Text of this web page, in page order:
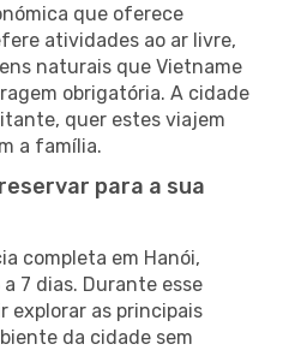
que oferece
atividades ao ar livre,
naturais que Vietname
obrigatória. A cidade
quer estes viajem
a família.
para a sua
completa em Hanói,
7 dias. Durante esse
explorar as principais
da cidade sem